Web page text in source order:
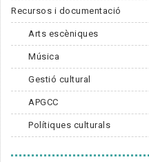
Recursos i documentació
Arts escèniques
Música
Gestió cultural
APGCC
Polítiques culturals